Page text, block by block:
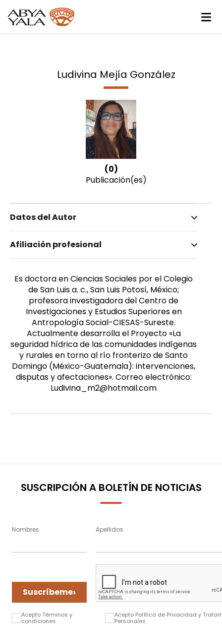
Ludivina Mejía González
(0)
Publicación(es)
Datos del Autor
Mejía González, Ludivina
Femenino
Afiliación profesional
Es doctora en Ciencias Sociales por el Colegio
de San Luis a. c., San Luis Potosí, México;
profesora investigadora del Centro de
Investigaciones y Estudios Superiores en
Antropología Social-CIESAS-Sureste.
Actualmente desarrolla el Proyecto «La
seguridad hídrica de las comunidades indígenas
y rurales en torno al río fronterizo de Santo
Domingo (México-Guatemala): intervenciones,
disputas y afectaciones». Correo electrónico:
Ludivina_m2@hotmail.com
SUSCRIPCIÓN A BOLETÍN DE NOTICIAS
Nombres Apellidos
Suscríbeme›
Acepto Términos y
condiciones
Acepto Política de Privacidad y
Personales